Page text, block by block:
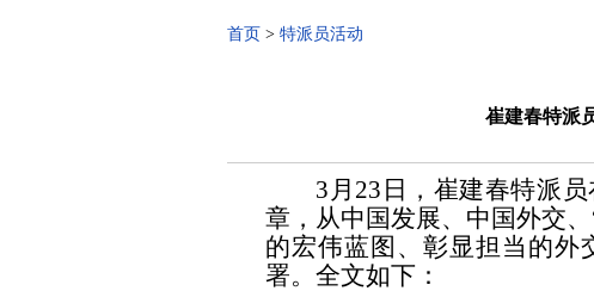
首页 > 特派员活动
崔建春特派
3月23日，崔建春特派
章，从中国发展、中国外交
的宏伟蓝图、彰显担当的外
署。全文如下：